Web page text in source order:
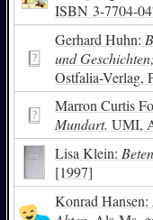
ISBN 3-7704-
Gerhard Huhn:
und
Ostfalia-Verlag,
Marron Curtis
Mundart. UMI,
Lisa Klein:
[1997]
Konrad Hansen: